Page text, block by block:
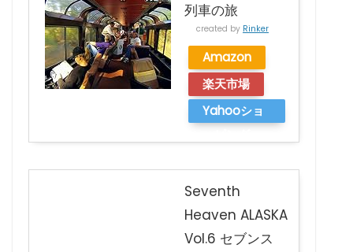
列車の旅
created by Rinker
Amazon
楽天市場
Yahooショ
Seventh
Heaven ALASKA
Vol.6 セブンス